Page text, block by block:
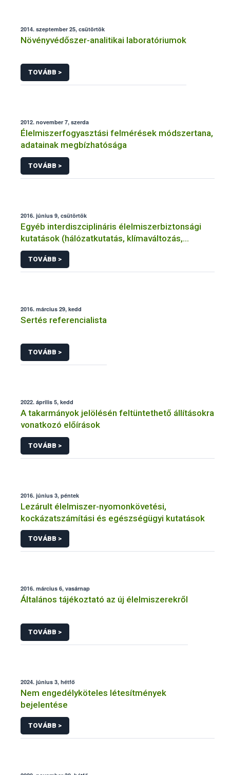
2014. szeptember 25, csütörtök
Növényvédőszer-analitikai laboratóriumok
TOVÁBB >
2012. november 7, szerda
Élelmiszerfogyasztási felmérések módszertana,
adatainak megbízhatósága
TOVÁBB >
2016. június 9, csütörtök
Egyéb interdiszciplináris élelmiszerbiztonsági
kutatások (hálózatkutatás, klímaváltozás,
járványtan) referencialistája
TOVÁBB >
2016. március 29, kedd
Sertés referencialista
TOVÁBB >
2022. április 5, kedd
A takarmányok jelölésén feltüntethető állításokra
vonatkozó előírások
TOVÁBB >
2016. június 3, péntek
Lezárult élelmiszer-nyomonkövetési,
kockázatszámítási és egészségügyi kutatások
TOVÁBB >
2016. március 6, vasárnap
Általános tájékoztató az új élelmiszerekről
TOVÁBB >
2024. június 3, hétfő
Nem engedélyköteles létesítmények
bejelentése
TOVÁBB >